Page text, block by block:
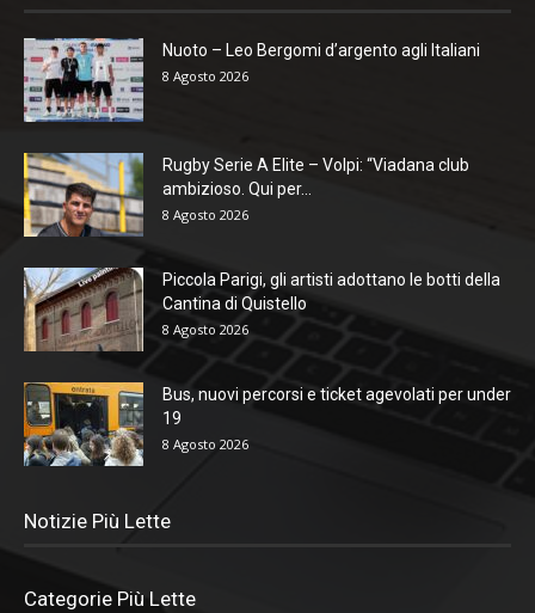
Nuoto – Leo Bergomi d’argento agli Italiani
8 Agosto 2026
Rugby Serie A Elite – Volpi: “Viadana club
ambizioso. Qui per...
8 Agosto 2026
Piccola Parigi, gli artisti adottano le botti della
Cantina di Quistello
8 Agosto 2026
Bus, nuovi percorsi e ticket agevolati per under
19
8 Agosto 2026
Notizie Più Lette
Categorie Più Lette